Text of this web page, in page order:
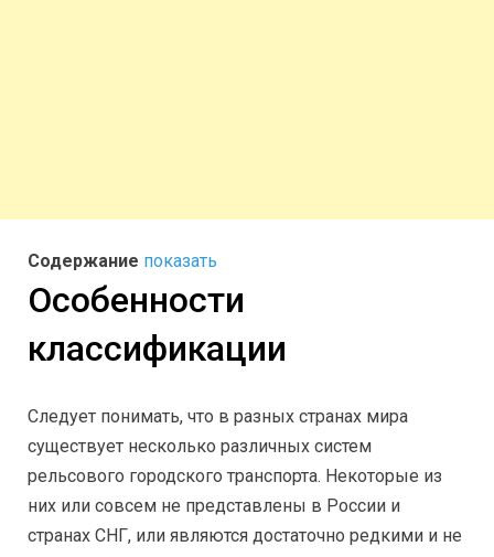
Содержание показать
Особенности
классификации
Следует понимать, что в разных странах мира
существует несколько различных систем
рельсового городского транспорта. Некоторые из
них или совсем не представлены в России и
странах СНГ, или являются достаточно редкими и не